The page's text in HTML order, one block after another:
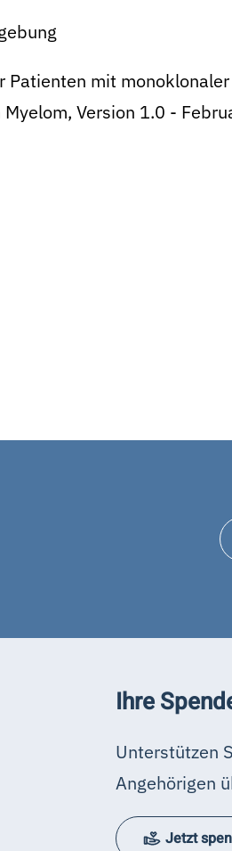
Patienten mit monoklonaler
Version 1.0 -
Ihre
Unterstützen
Angehörigen
Jetzt